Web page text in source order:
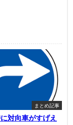
まとめ記事
対向車がすげえ